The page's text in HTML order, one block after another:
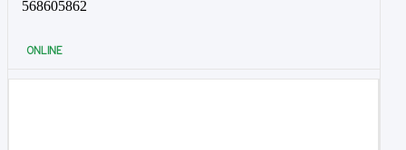
568605862
ONLINE